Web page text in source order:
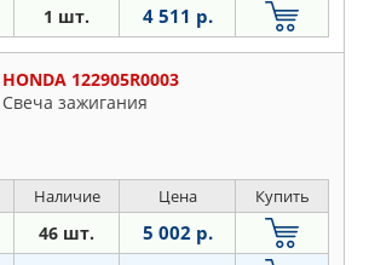
1 шт. 4 511 р.
HONDA 122905R0003
Свеча зажигания
Наличие Цена Купить
46 шт. 5 002 р.